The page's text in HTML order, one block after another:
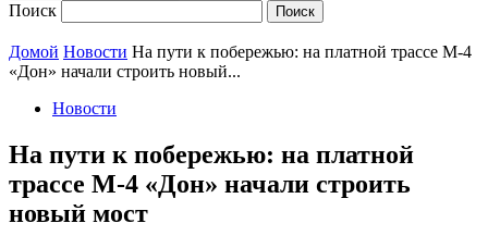
Поиск
Домой Новости На пути к побережью: на платной трассе М-4
«Дон» начали строить новый...
Новости
На пути к побережью: на платной
трассе М-4 «Дон» начали строить
новый мост